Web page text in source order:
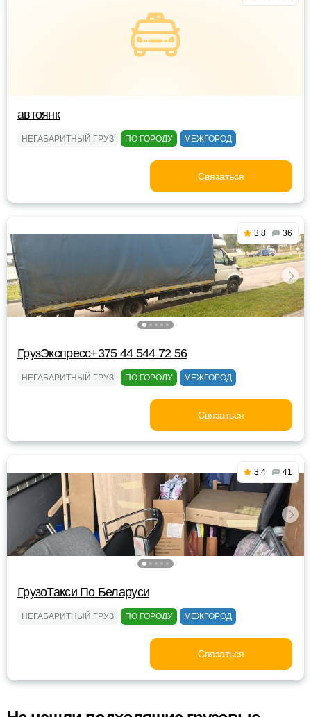
автоянк
НЕГАБАРИТНЫЙ ГРУЗ ПО ГОРОДУ МЕЖГОРОД
Связаться
3.8 36
ГрузЭкспресс+375 44 544 72 56
НЕГАБАРИТНЫЙ ГРУЗ ПО ГОРОДУ МЕЖГОРОД
Связаться
3.4 41
ГрузоТакси По Беларуси
НЕГАБАРИТНЫЙ ГРУЗ ПО ГОРОДУ МЕЖГОРОД
Связаться